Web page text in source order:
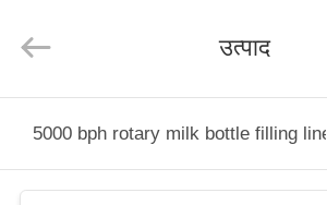
उत्पाद
Enterprise
Management
Rights
उत्पाद
5000 bph rotary milk bottle filling line